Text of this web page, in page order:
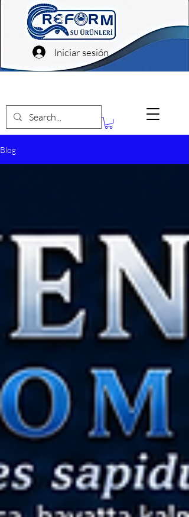
Iniciar sesión
Blog